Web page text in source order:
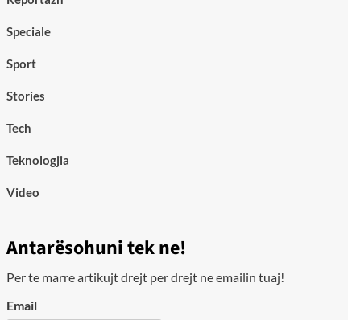
Speciale
Sport
Stories
Tech
Teknologjia
Video
Antarësohuni tek ne!
Per te marre artikujt drejt per drejt ne emailin tuaj!
Email